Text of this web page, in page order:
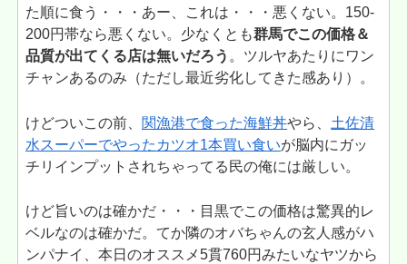
た順に食う・・・あー、これは・・・悪くない。150-
200円帯なら悪くない。少なくとも群馬でこの価格＆
品質が出てくる店は無いだろう 。ツルヤあたりにワン
チャンあるのみ（ただし最近劣化してきた感あり）。
けどついこの前、 関漁港で食った海鮮丼やら、 土佐清
水スーパーでやったカツオ1本買い食いが脳内にガッ
チリインプットされちゃってる民の俺には厳しい。
けど旨いのは確かだ・・・目黒でこの価格は驚異的レ
ベルなのは確かだ。てか隣のオバちゃんの玄人感がハ
ンパナイ、本日のオススメ5貫760円みたいなヤツから